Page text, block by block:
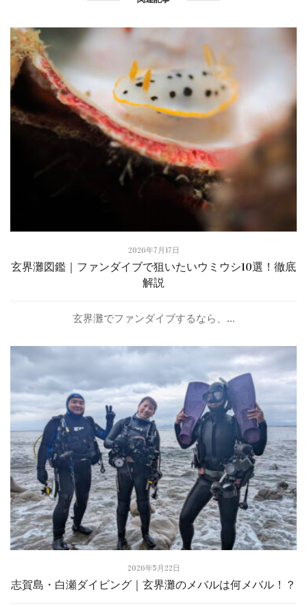
2026年7月17日
玄界灘図鑑｜ファンダイブで狙いたいウミウシ10選！徹底
解説
玄界灘でファンダイブするなら、...
2026年5月22日
志賀島・白瀬ダイビング｜玄界灘のメバルは何メバル！？